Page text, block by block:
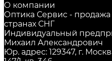
О компании
Оптика Сервис -
странах СНГ
Индивидуальный
Михаил Александрович
Юр. адрес: 129347, г.